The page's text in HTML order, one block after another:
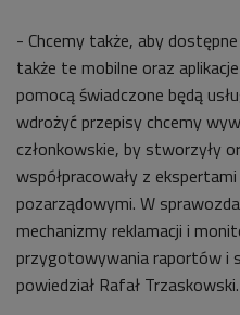
- Chcemy także, aby
także te mobilne oraz
pomocą świadczone będą
wdrożyć przepisy chcemy
członkowskie, by stworzyły
współpracowały z
pozarządowymi. W
mechanizmy reklamacji i
przygotowywania raportów i
powiedział Rafał Trzaskowski.